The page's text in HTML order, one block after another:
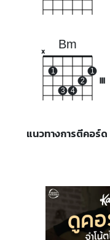
Bm
x
1
3 4
2
1
แนวทางการตีคอร์ด